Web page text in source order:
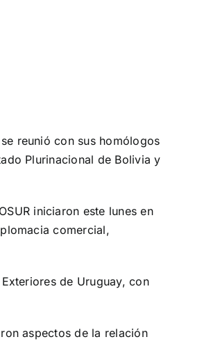
reunió con sus homólogos
Plurinacional de Bolivia y
iniciaron este lunes en
comercial,
de Uruguay, con
aspectos de la relación